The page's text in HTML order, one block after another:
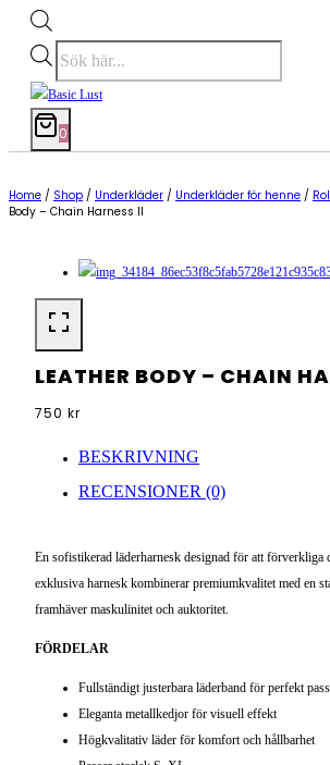
Produktsökning
0
Home / Shop / Underkläder / Underkläder för henne /
Body – Chain Harness II
LEATHER BODY – CHAIN
750 kr
BESKRIVNING
RECENSIONER (0)
En sofistikerad läderharnesk designad för att förverkliga
exklusiva harnesk kombinerar premiumkvalitet med en
framhäver maskulinitet och auktoritet.
FÖRDELAR
Fullständigt justerbara läderband för perfekt
Eleganta metallkedjor för visuell effekt
Högkvalitativ läder för komfort och hållbarhet